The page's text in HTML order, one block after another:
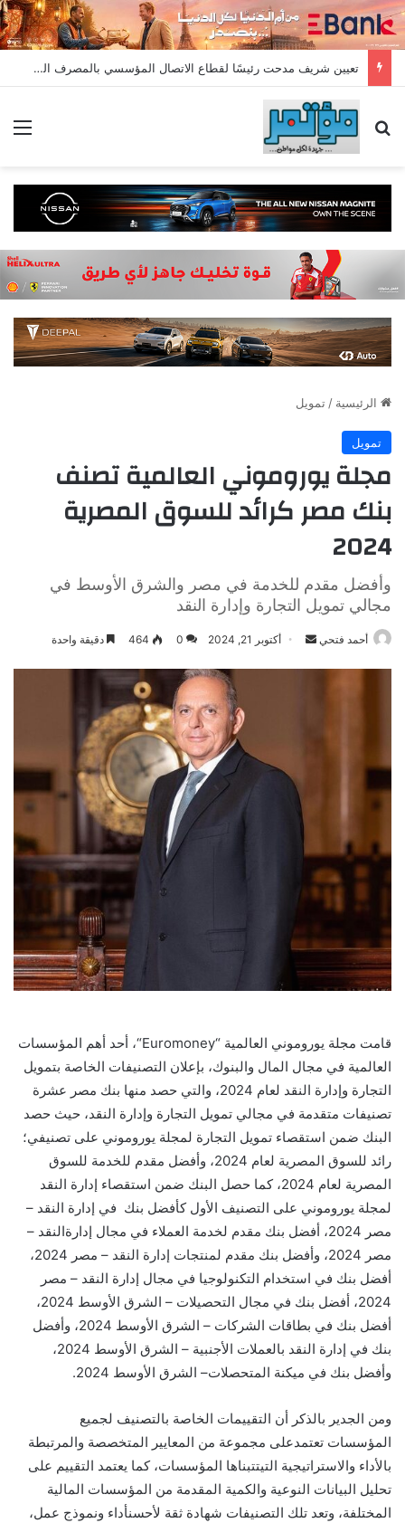
تعيين شريف مدحت رئيسًا لقطاع الاتصال المؤسسي بالمصرف المتحد بخبرة تمتد لأكثر من 18 عامًا
بحث عن
الرئيسية / تمويل
تمويل
مجلة يوروموني العالمية تصنف
بنك مصر كرائد للسوق المصرية
2024
وأفضل مقدم للخدمة في مصر والشرق الأوسط في
مجالي تمويل التجارة وإدارة النقد
أحمد فتحي
أرسل أكتوبر 21, 2024 0
464 دقيقة واحدة
قامت مجلة يوروموني العالمية “
Euromoney
“، أحد أهم المؤسسات
العالمية في مجال المال والبنوك، بإعلان التصنيفات الخاصة بتمويل
التجارة وإدارة النقد ل
عام 2024، والتي حصد منها بنك مصر عشرة
تصنيفات متقدمة في مجالي تمويل التجارة وإدارة النقد، حيث حصد
البنك ضمن استقصاء تمويل التجارة لمجلة يور وموني على تصنيفي؛
رائد للسوق المصرية لعام 2024، وأفضل مقدم للخدمة للسوق
المصرية لعام 2024، كما حصل البنك ضمن استقصاء إدارة النقد
لمجلة يوروموني على التصنيف الأولكأفضل بنك في إدارة النقد –
مصر 4 ، أفضل بنك مقدم لخدمة العملاء في مجال إدارةالنقد –
مصر 2024، وأفضل
بنك مقدم لمنتجات إدارة النقد
– مصر 2024،
أفضل بنك في استخدام التكنولوجيا في مجال إدارة النقد – مصر
2024، أفضل بنك في مجال التحصيلات – الشرق الأوسط 2024،
أفضل بنك في بطاقات الشركات – الشرق الأوسط 2024، وأفضل
بنك في إدارة النقد بالعملات الأجنبية – الشرق الأوسط
2024،
وأفضل بنك في ميكنة المتحصلات– الشرق الأوسط 2024 .
ومن الجدير بالذكر أن التقييمات الخاصة بالتصنيف لجميع
المؤسسات تعتمدعلى مجموعة من المعايير المتخصصة والمرتبطة
بالأداء والاستراتيجية التيتتبناها المؤسسات، كما يعتمد التقييم على
تحليل البيانات النوعية والكمية المقدمة من المؤسسات المالية
المختلفة، وتعد تلك التصنيفات شهادة ثقة لأحسنأداء ونموذج عمل،